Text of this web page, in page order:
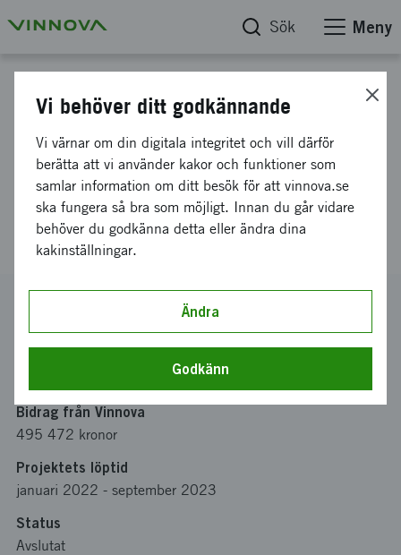
Sök Meny
Främjande av öppna
medicinskinformatiska
applikationer i den pågående
digitaliseringen av sjukvården
Bidrag från Vinnova
495 472 kronor
Projektets löptid
januari 2022 - september 2023
Status
Avslutat
Vi behöver ditt godkännande
Vi värnar om din digitala integritet och vill därför
berätta att vi använder kakor och funktioner som
samlar information om ditt besök för att vinnova.se
ska fungera så bra som möjligt. Innan du går vidare
behöver du godkänna detta eller ändra dina
kakinställningar.
Ändra
Godkänn